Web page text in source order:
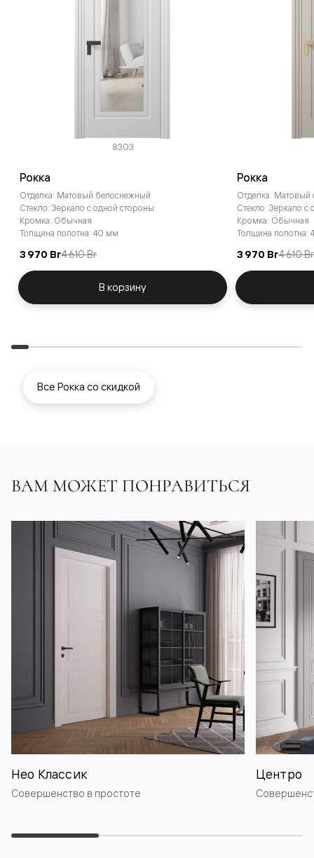
8303
Рокка
Отделка: Матовый белоснежный
Стекло: Зеркало с одной стороны
Кромка: Обычная
Толщина полотна: 40 мм
3 970 Br4 610 Br
В корзину
Рокка
Отделка: Матовый
Стекло: Зеркало с
Кромка: Обычная
Толщина полотна:
3 970 Br4 610 Br
Все Рокка со скидкой
ВАМ МОЖЕТ ПОНРАВИТЬСЯ
Нео Классик
Совершенство в простоте
Центро